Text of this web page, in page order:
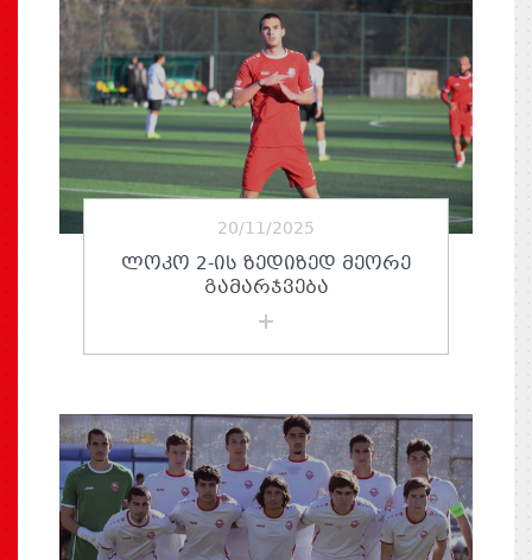
20/11/2025
ᲚᲝᲙᲝ 2-ᲘᲡ ᲖᲔᲓᲘᲖᲔᲓ ᲛᲔᲝᲠᲔ
ᲒᲐᲛᲐᲠᲯᲕᲔᲑᲐ